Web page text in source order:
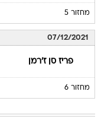
מחזור 5
07/12/2021
פריז סן ז'רמן
מחזור 6